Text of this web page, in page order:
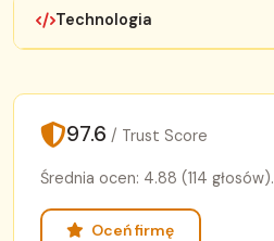
Technologia
97.6 / Trust Score
Średnia ocen: 4.88 (114 głosów).
Oceń firmę